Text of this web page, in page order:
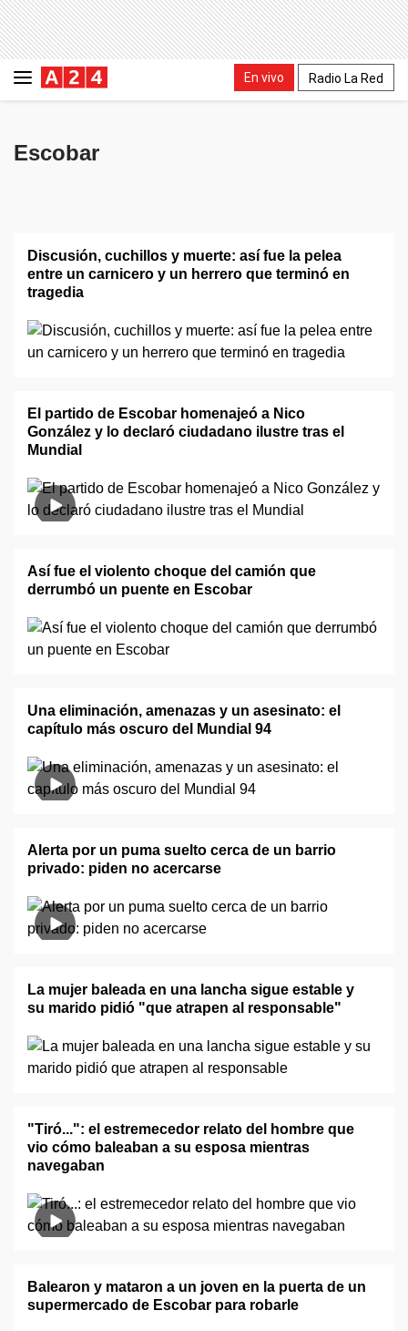
En vivo Radio La Red
Escobar
Discusión, cuchillos y muerte: así fue la pelea
entre un carnicero y un herrero que terminó en
tragedia
El partido de Escobar homenajeó a Nico
González y lo declaró ciudadano ilustre tras el
Mundial
Así fue el violento choque del camión que
derrumbó un puente en Escobar
Una eliminación, amenazas y un asesinato: el
capítulo más oscuro del Mundial 94
Alerta por un puma suelto cerca de un barrio
privado: piden no acercarse
La mujer baleada en una lancha sigue estable y
su marido pidió "que atrapen al responsable"
"Tiró...": el estremecedor relato del hombre que
vio cómo baleaban a su esposa mientras
navegaban
Balearon y mataron a un joven en la puerta de un
supermercado de Escobar para robarle